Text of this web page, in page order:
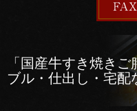
「国産牛すき焼き
ブル・仕出し・宅配